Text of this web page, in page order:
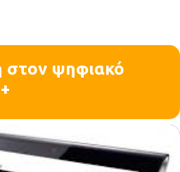
ψηφιακό